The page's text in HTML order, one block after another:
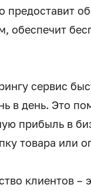
предоставит
обеспечит
сервис
в день. Это
прибыль в
товара или
клиентов